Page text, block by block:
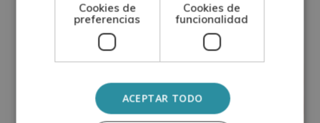
Cookies de
preferencias
Cookies de
funcionalidad
ACEPTAR TODO